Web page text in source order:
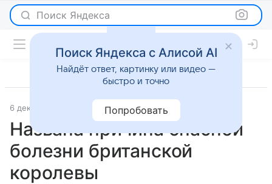
Поиск Яндекса
6 декабря 2024 Lenta.Ru Светская жизнь
Названа причина опасной
болезни британской
королевы
Поиск Яндекса с Алисой AI
Найдёт ответ, картинку или видео —
быстро и точно
Попробовать